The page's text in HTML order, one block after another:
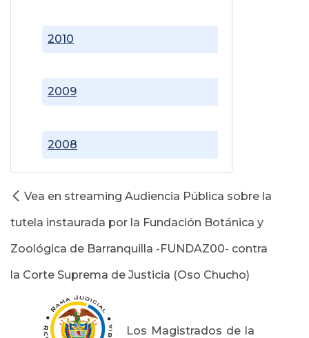
2008
2009
2010
Vea en streaming Audiencia Pública sobre la
tutela instaurada por la Fundación Botánica y
Zoológica de Barranquilla -FUNDAZ00- contra
la Corte Suprema de Justicia (Oso Chucho)
Los Magistrados de la